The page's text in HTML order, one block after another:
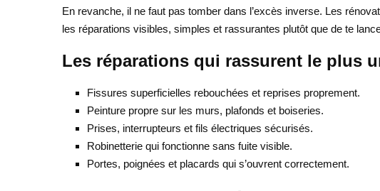
En revanche, il ne faut pas tomber dans l’excès inverse. Les
les réparations visibles, simples et rassurantes plutôt que de te
Les réparations qui rassurent le plus
Fissures superficielles rebouchées et reprises proprement.
Peinture propre sur les murs, plafonds et boiseries.
Prises, interrupteurs et fils électriques sécurisés.
Robinetterie qui fonctionne sans fuite visible.
Portes, poignées et placards qui s’ouvrent correctement.